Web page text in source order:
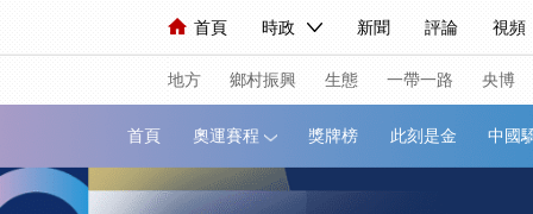
首頁 時政 新聞 評論 視頻
人民領袖習近平 聯播+ 中國領導人 央視
直播 片庫 欄目大全 節目單 聽音
海外頻道 iPanda English Монгол
地方 鄉村振興 生態 一帶一路 央博
總台春晚 網絡春晚 共産黨員網